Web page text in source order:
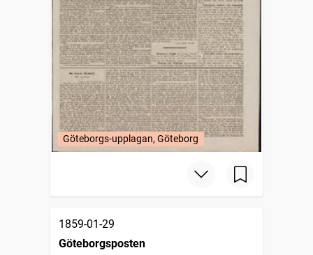
Göteborgs-upplagan, Göteborg
1859-01-29
Göteborgsposten